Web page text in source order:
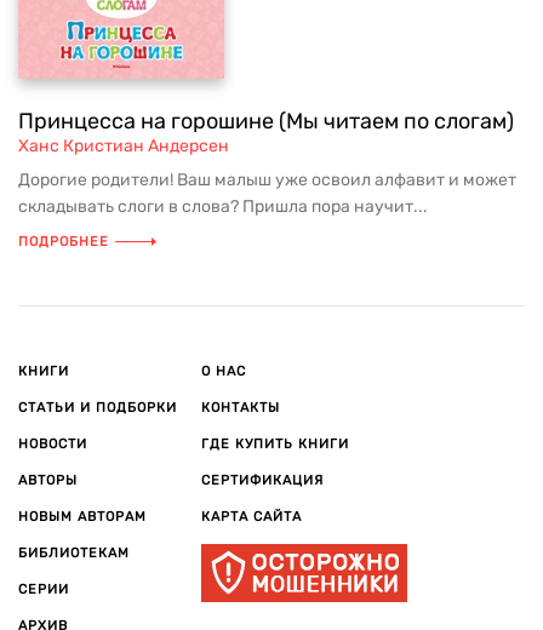
Принцесса на горошине (Мы читаем по слогам)
Ханс Кристиан Андерсен
Дорогие родители! Ваш малыш уже освоил алфавит и может
складывать слоги в слова? Пришла пора научит...
ПОДРОБНЕЕ
КНИГИ
СТАТЬИ И ПОДБОРКИ
НОВОСТИ
АВТОРЫ
НОВЫМ АВТОРАМ
БИБЛИОТЕКАМ
СЕРИИ
АРХИВ
О НАС
КОНТАКТЫ
ГДЕ КУПИТЬ КНИГИ
СЕРТИФИКАЦИЯ
КАРТА САЙТА